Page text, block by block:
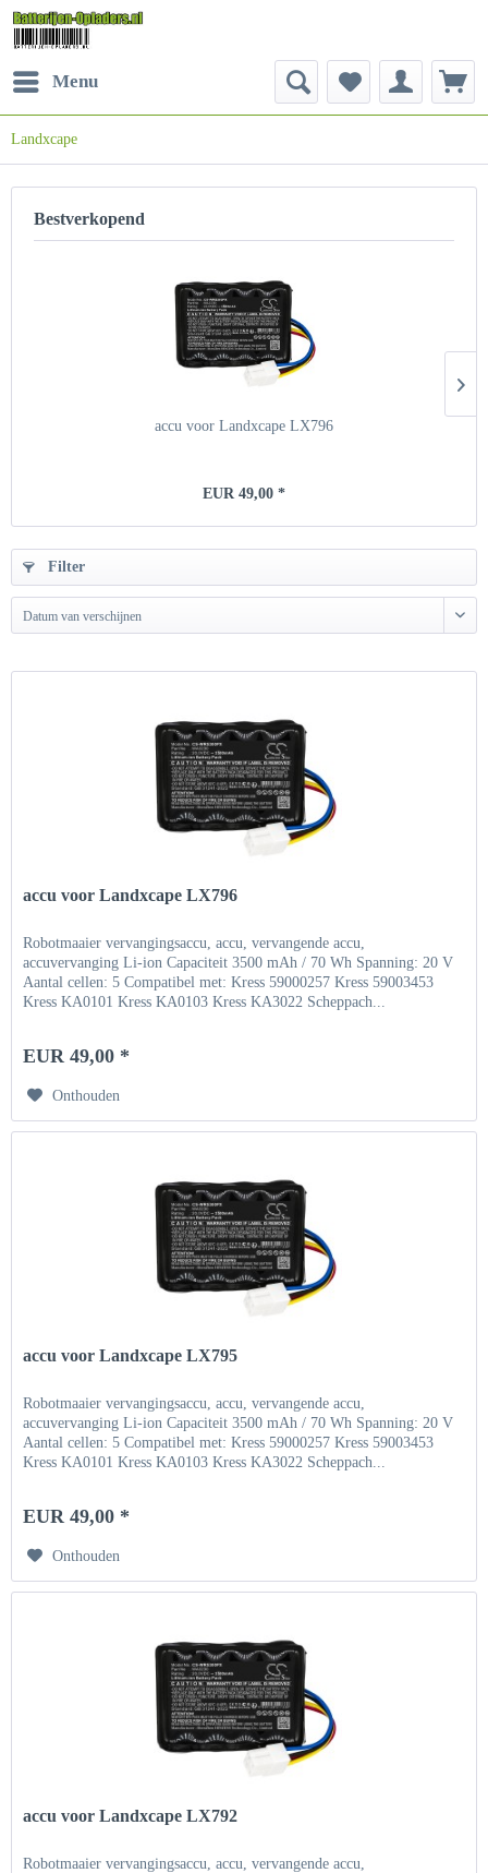
Menu
Landxcape
Bestverkopend
accu voor Landxcape LX796
EUR 49,00 *
Filter
Datum van verschijnen
accu voor Landxcape LX796
Robotmaaier vervangingsaccu, accu, vervangende accu,
accuvervanging Li-ion Capaciteit 3500 mAh / 70 Wh Spanning: 20 V
Aantal cellen: 5 Compatibel met: Kress 59000257 Kress 59003453
Kress KA0101 Kress KA0103 Kress KA3022 Scheppach...
EUR 49,00 *
Onthouden
accu voor Landxcape LX795
Robotmaaier vervangingsaccu, accu, vervangende accu,
accuvervanging Li-ion Capaciteit 3500 mAh / 70 Wh Spanning: 20 V
Aantal cellen: 5 Compatibel met: Kress 59000257 Kress 59003453
Kress KA0101 Kress KA0103 Kress KA3022 Scheppach...
EUR 49,00 *
Onthouden
accu voor Landxcape LX792
Robotmaaier vervangingsaccu, accu, vervangende accu,